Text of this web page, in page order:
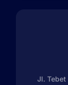
Jl. Tebet